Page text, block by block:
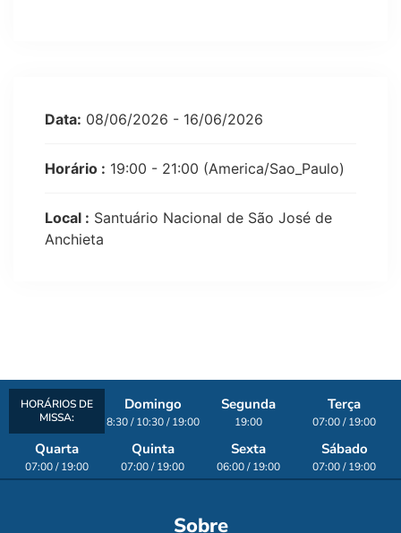
Data: 08/06/2026 - 16/06/2026
Horário : 19:00 - 21:00 (America/Sao_Paulo)
Local : Santuário Nacional de São José de
Anchieta
HORÁRIOS DE
MISSA:
Domingo
8:30 / 10:30 / 19:00
Segunda
19:00
Terça
07:00 / 19:00
Quarta
07:00 / 19:00
Quinta
07:00 / 19:00
Sexta
06:00 / 19:00
Sábado
07:00 / 19:00
Sobre